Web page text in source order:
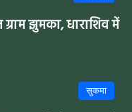
ग्राम झुमका, धाराशिव में
सुकमा